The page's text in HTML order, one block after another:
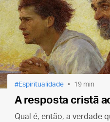
Espiritualidade 19 min
A resposta cristã
Qual é, então, a verdade